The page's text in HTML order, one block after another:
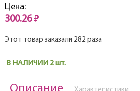
Цена:
300.26 ₽
Этот товар заказали 282 раза
В НАЛИЧИИ 2 шт.
Описание